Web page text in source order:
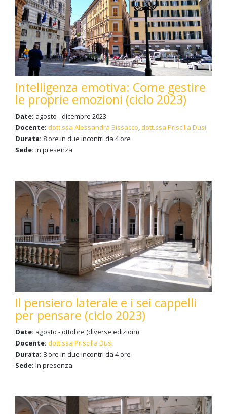
Intelligenza emotiva: Come gestire
le proprie emozioni (ciclo 2023)
Date: agosto - dicembre 2023
Docente: dott.ssa Alessandra Bissacco,dott.ssa Priscilla Dusi
Durata: 8 ore in due incontri da 4 ore
Sede: in presenza
Il pensiero laterale e i sei cappelli
per pensare (ciclo 2023)
Date: agosto - ottobre (diverse edizioni)
Docente: dott.ssa Priscilla Dusi
Durata: 8 ore in due incontri da 4 ore
Sede: in presenza